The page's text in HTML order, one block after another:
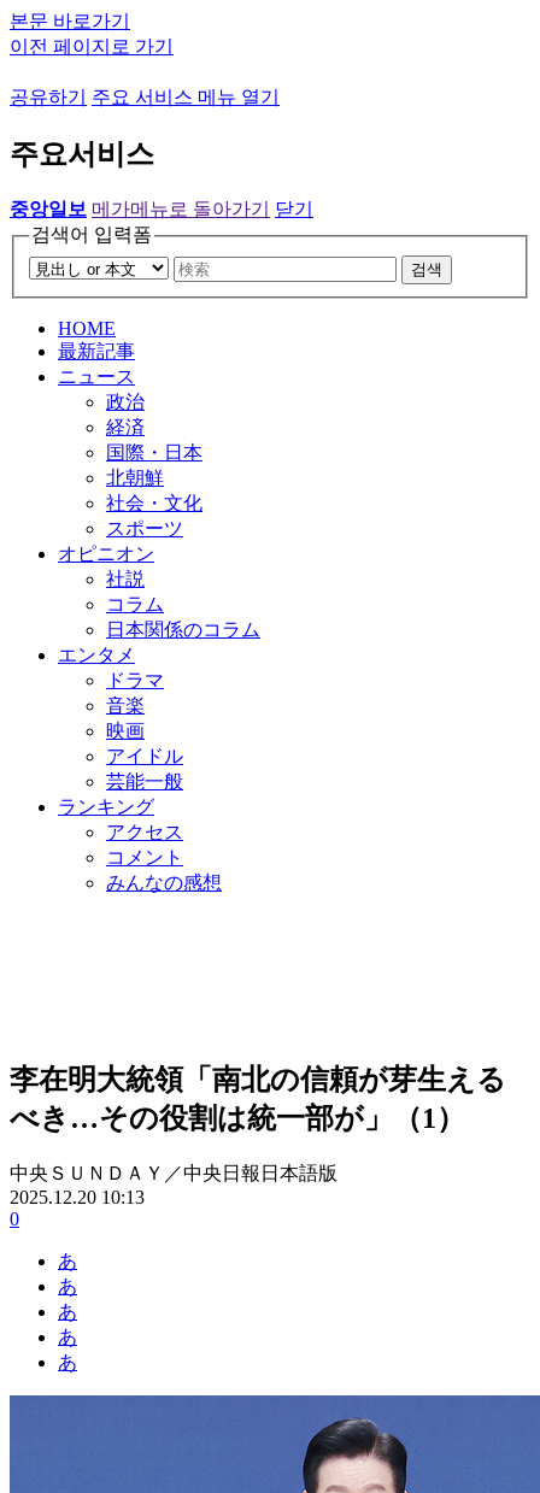
본문 바로가기
이전 페이지로 가기
공유하기 주요 서비스 메뉴 열기
주요서비스
중앙일보 메가메뉴로 돌아가기
닫기
검색어 입력폼
검색
HOME
最新記事
ニュース
政治
経済
国際・日本
北朝鮮
社会・文化
スポーツ
オピニオン
社説
コラム
日本関係のコラム
エンタメ
ドラマ
音楽
映画
アイドル
芸能一般
ランキング
アクセス
コメント
みんなの感想
李在明大統領「南北の信頼が芽生える
べき…その役割は統一部が」（1）
中央ＳＵＮＤＡＹ／中央日報日本語版
2025.12.20 10:13
0
あ
あ
あ
あ
あ